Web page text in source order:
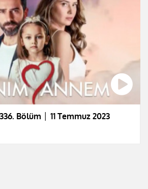
Bölüm │ 11 Temmuz 2023